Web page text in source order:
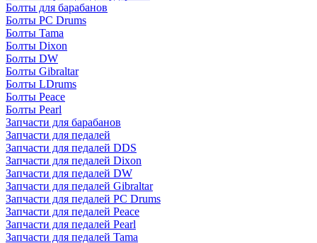
Болты для барабанов
Болты PC Drums
Болты Tama
Болты Dixon
Болты DW
Болты Gibraltar
Болты LDrums
Болты Peace
Болты Pearl
Запчасти для барабанов
Запчасти для педалей
Запчасти для педалей DDS
Запчасти для педалей Dixon
Запчасти для педалей DW
Запчасти для педалей Gibraltar
Запчасти для педалей PC Drums
Запчасти для педалей Peace
Запчасти для педалей Pearl
Запчасти для педалей Tama